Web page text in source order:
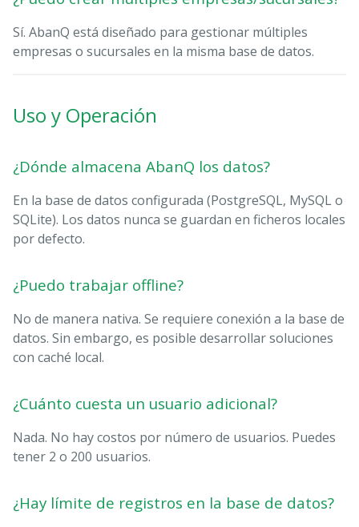
Sí. AbanQ está diseñado para gestionar múltiples
empresas o sucursales en la misma base de datos.
Uso y Operación
¿Dónde almacena AbanQ los datos?
En la base de datos configurada (PostgreSQL, MySQL o
SQLite). Los datos nunca se guardan en ficheros locales
por defecto.
¿Puedo trabajar offline?
No de manera nativa. Se requiere conexión a la base de
datos. Sin embargo, es posible desarrollar soluciones
con caché local.
¿Cuánto cuesta un usuario adicional?
Nada. No hay costos por número de usuarios. Puedes
tener 2 o 200 usuarios.
¿Hay límite de registros en la base de datos?